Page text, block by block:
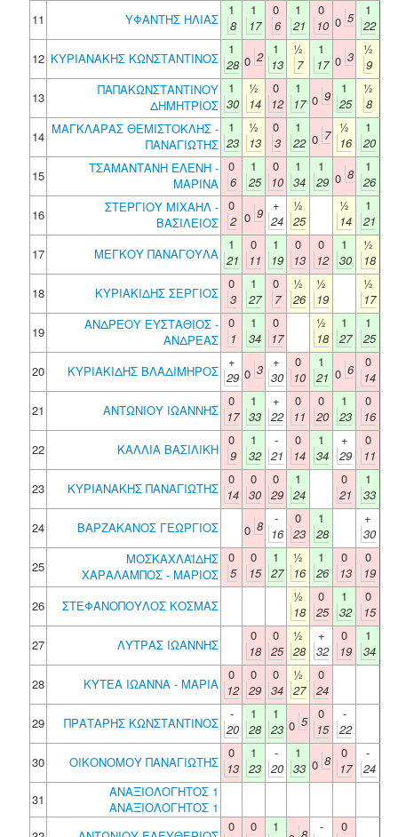
11 ΥΦΑΝΤΗΣ ΗΛΙΑΣ
1
8
1
17
0
6
1
21
0
10 0 5
1
22
12 ΚΥΡΙΑΝΑΚΗΣ ΚΩΝΣΤΑΝΤΙΝΟΣ
1
28 0 2
1
13
½
7
1
17 0 3
½
9
13
ΠΑΠΑΚΩΝΣΤΑΝΤΙΝΟΥ
ΔΗΜΗΤΡΙΟΣ
1
30
½
14
0
12
1
17 0 9
1
25
½
8
14 ΜΑΓΚΛΑΡΑΣ ΘΕΜΙΣΤΟΚΛΗΣ -
ΠΑΝΑΓΙΩΤΗΣ
1
23
½
13
0
3
1
22 0 7 ½
16
1
20
15
ΤΣΑΜΑΝΤΑΝΗ ΕΛΕΝΗ -
ΜΑΡΙΝΑ
0
6
1
25
0
10
1
34
1
29 0 8
1
26
16
ΣΤΕΡΓΙΟΥ ΜΙΧΑΗΛ -
ΒΑΣΙΛΕΙΟΣ
0
2 0 9
+
24
½
25
½
14
1
21
17
ΜΕΓΚΟΥ ΠΑΝΑΓΟΥΛΑ
1
21
0
11
1
19
0
13
0
12
1
30
½
18
18
ΚΥΡΙΑΚΙΔΗΣ ΣΕΡΓΙΟΣ
0
3
1
27
0
7
½
26
½
19
½
17
19
ΑΝΔΡΕΟΥ ΕΥΣΤΑΘΙΟΣ -
ΑΝΔΡΕΑΣ
0
1
1
34
0
17
½
18
1
27
1
25
20
ΚΥΡΙΑΚΙΔΗΣ ΒΛΑΔΙΜΗΡΟΣ
+
29 0 3
+
30
0
10
1
21 0 6
0
14
21
ΑΝΤΩΝΙΟΥ ΙΩΑΝΝΗΣ
0
17
1
33
+
22
0
11
0
20
1
23
0
16
22
ΚΑΛΛΙΑ ΒΑΣΙΛΙΚΗ
0
9
1
32
-
21
0
14
1
34
+
29
0
11
23
ΚΥΡΙΑΝΑΚΗΣ ΠΑΝΑΓΙΩΤΗΣ
0
14
0
30
0
29
1
24
0
21
1
33
24
ΒΑΡΖΑΚΑΝΟΣ ΓΕΩΡΓΙΟΣ 0 8
-
16
0
23
1
28
+
30
25
ΜΟΣΚΑΧΛΑΪΔΗΣ
ΧΑΡΑΛΑΜΠΟΣ - ΜΑΡΙΟΣ
0
5
0
15
1
27
½
16
1
26
0
13
0
19
26
ΣΤΕΦΑΝΟΠΟΥΛΟΣ ΚΟΣΜΑΣ
½
18
0
25
1
32
0
15
27
ΛΥΤΡΑΣ ΙΩΑΝΝΗΣ
0
18
0
25
½
28
+
32
0
19
1
34
28
ΚΥΤΕΑ ΙΩΑΝΝΑ - ΜΑΡΙΑ
0
12
0
29
0
34
½
27
0
24
29
ΠΡΑΤΑΡΗΣ ΚΩΝΣΤΑΝΤΙΝΟΣ
-
20
1
28
1
23 0 5
0
15
-
22
30
ΟΙΚΟΝΟΜΟΥ ΠΑΝΑΓΙΩΤΗΣ
0
13
1
23
-
20
1
33 0 8
0
17
-
24
31
ΑΝΑΞΙΟΛΟΓΗΤΟΣ 1
ΑΝΑΞΙΟΛΟΓΗΤΟΣ 1
0
0
1
-
0